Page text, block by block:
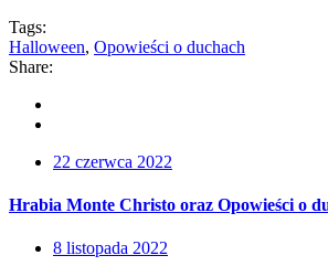
Tags:
Halloween, Opowieści o duchach
Share:
22 czerwca 2022
Hrabia Monte Christo oraz Opowieści o
8 listopada 2022